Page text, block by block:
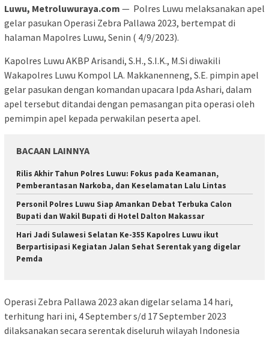
Luwu, Metroluwuraya.com — Polres Luwu melaksanakan apel
gelar pasukan Operasi Zebra Pallawa 2023, bertempat di
halaman Mapolres Luwu, Senin ( 4/9/2023).
Kapolres Luwu AKBP Arisandi, S.H., S.I.K., M.Si diwakili
Wakapolres Luwu Kompol LA. Makkanenneng, S.E. pimpin apel
gelar pasukan dengan komandan upacara Ipda Ashari, dalam
apel tersebut ditandai dengan pemasangan pita operasi oleh
pemimpin apel kepada perwakilan peserta apel.
BACAAN LAINNYA
Rilis Akhir Tahun Polres Luwu: Fokus pada Keamanan,
Pemberantasan Narkoba, dan Keselamatan Lalu Lintas
Personil Polres Luwu Siap Amankan Debat Terbuka Calon
Bupati dan Wakil Bupati di Hotel Dalton Makassar
Hari Jadi Sulawesi Selatan Ke-355 Kapolres Luwu ikut
Berpartisipasi Kegiatan Jalan Sehat Serentak yang digelar
Pemda
Operasi Zebra Pallawa 2023 akan digelar selama 14 hari,
terhitung hari ini, 4 September s/d 17 September 2023
dilaksanakan secara serentak diseluruh wilayah Indonesia